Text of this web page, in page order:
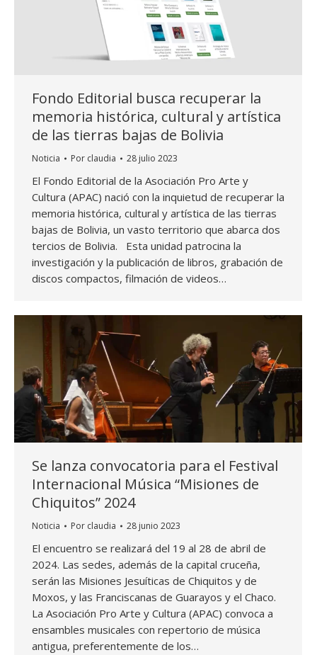
Fondo Editorial busca recuperar la
memoria histórica, cultural y artística
de las tierras bajas de Bolivia
Noticia Por claudia 28 julio 2023
El Fondo Editorial de la Asociación Pro Arte y
Cultura (APAC) nació con la inquietud de recuperar la
memoria histórica, cultural y artística de las tierras
bajas de Bolivia, un vasto territorio que abarca dos
tercios de Bolivia. Esta unidad patrocina la
investigación y la publicación de libros, grabación de
discos compactos, filmación de videos…
Se lanza convocatoria para el Festival
Internacional Música “Misiones de
Chiquitos” 2024
Noticia Por claudia 28 junio 2023
El encuentro se realizará del 19 al 28 de abril de
2024. Las sedes, además de la capital cruceña,
serán las Misiones Jesuíticas de Chiquitos y de
Moxos, y las Franciscanas de Guarayos y el Chaco.
La Asociación Pro Arte y Cultura (APAC) convoca a
ensambles musicales con repertorio de música
antigua, preferentemente de los…